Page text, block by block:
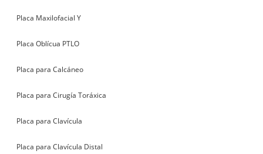
Placa Maxilofacial Y
Placa Oblícua PTLO
Placa para Calcáneo
Placa para Cirugía Toráxica
Placa para Clavícula
Placa para Clavícula Distal